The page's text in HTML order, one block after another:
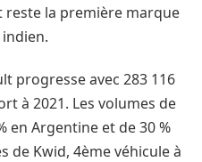
reste la première marque
progresse avec 283 116
à 2021. Les volumes de
en Argentine et de 30 %
de Kwid, 4ème véhicule à